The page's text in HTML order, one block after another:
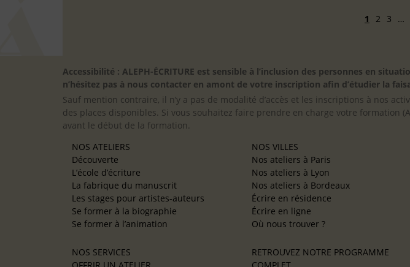
1 2 3 …
Accessibilité : ALEPH-ÉCRITURE est sensible à l’inclusion des personnes en
n’hésitez pas à nous contacter en amont de votre inscription afin d’étudier la
Sauf mention contraire, il n’y a pas de modalité d’accès et les inscriptions à nos
des places disponibles. Si vous souhaitez faire prendre en charge votre formation
avant le début de la formation.
NOS ATELIERS
Découverte
L’école d’écriture
La fabrique du manuscrit
Les stages pour artistes-auteurs
Se former à la biographie
Se former à l’animation
NOS SERVICES
NOS VILLES
Nos ateliers à Paris
Nos ateliers à Lyon
Nos ateliers à Bordeaux
Écrire en résidence
Écrire en ligne
Où nous trouver ?
RETROUVEZ NOTRE PROGRAMME